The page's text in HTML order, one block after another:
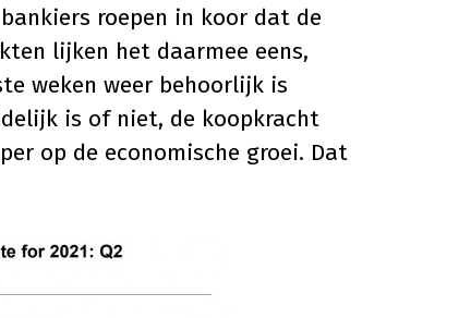
roepen in koor dat de
lijken het daarmee eens,
weken weer behoorlijk is
is of niet, de koopkracht
op de economische groei. Dat